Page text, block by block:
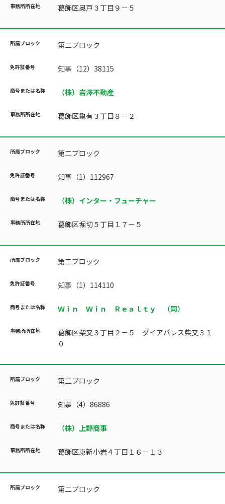
葛飾区奥戸３丁目９－５
第二ブロック
知事（12）38115
（株）岩澤不動産
葛飾区亀有３丁目８－２
第二ブロック
知事（1）112967
（株）インター・フューチャー
葛飾区堀切５丁目１７－５
第二ブロック
知事（1）114110
Ｗｉｎ Ｗｉｎ Ｒｅａｌｔｙ （同）
葛飾区柴又３丁目２－５ ダイアパレス柴又３１
０
第二ブロック
知事（4）86886
（株）上野商事
葛飾区東新小岩４丁目１６－１３
第二ブロック